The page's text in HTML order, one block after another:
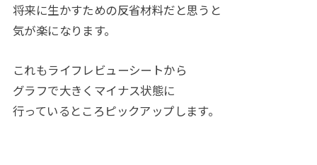
将来に生かすための反省材料だと思うと
気が楽になります。
これもライフレビューシートから
グラフで大きくマイナス状態に
行っているところピックアップします。